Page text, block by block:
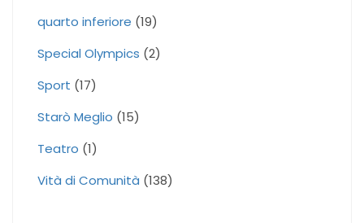
quarto inferiore (19)
Special Olympics (2)
Sport (17)
Starò Meglio (15)
Teatro (1)
Vità di Comunità (138)